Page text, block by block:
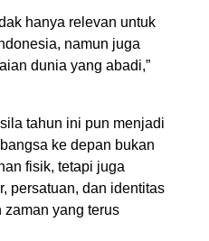
hanya relevan untuk
namun juga
dunia yang abadi,”
tahun ini pun menjadi
ke depan bukan
fisik, tetapi juga
persatuan, dan identitas
zaman yang terus